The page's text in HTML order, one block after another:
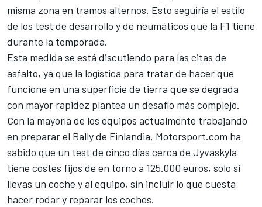
misma zona en tramos alternos. Esto seguiría el estilo
de los test de desarrollo y de neumáticos que la F1 tiene
durante la temporada.
Esta medida se está discutiendo para las citas de
asfalto, ya que la logística para tratar de hacer que
funcione en una superficie de tierra que se degrada
con mayor rapidez plantea un desafío más complejo.
Con la mayoría de los equipos actualmente trabajando
en preparar el Rally de Finlandia, Motorsport.com ha
sabido que un test de cinco días cerca de Jyvaskyla
tiene costes fijos de en torno a 125.000 euros, solo si
llevas un coche y al equipo, sin incluir lo que cuesta
hacer rodar y reparar los coches.